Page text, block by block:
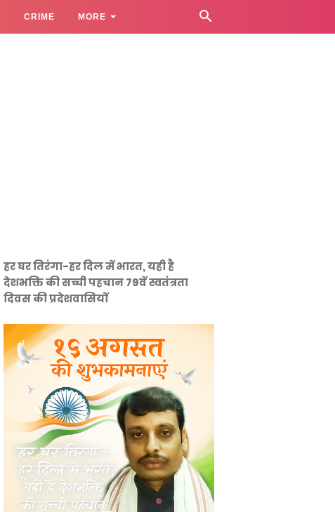
CRIME MORE
हर घर तिरंगा-हर दिल में भारत, यही है
देशभक्ति की सच्ची पहचान 79वें स्वतंत्रता
दिवस की प्रदेशवासियों